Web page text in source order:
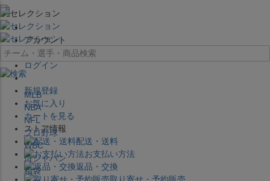
×
アカウント
ログイン
新規登録
お気に入り
カートを見る
ストア情報
配送・送料
お支払い方法
返品・交換
MLB
NBA
NFL
プロ野球
WBC
侍ジャパン
福袋